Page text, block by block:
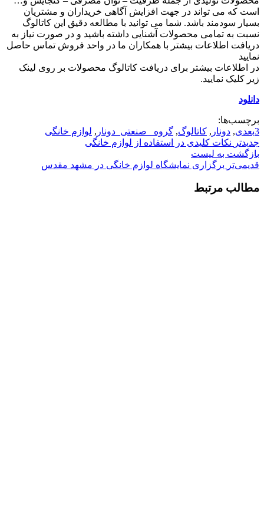
است که می تواند در جهت افزایش آگاهی خریداران و مشتریان
بسیار سودمند باشد. شما می توانید با مطالعه دقیق این کاتالوگ
نسبت به تمامی محصولات آشنایی داشته باشید و در صورت نیاز به
دریافت اطلاعات بیشتر با همکاران ما در واحد فروش تماس حاصل
نمایید
در اطلاعات بیشتر برای دریافت کاتالوگ محصولات بر روی لینک
زیر کلیک نمایید.
دانلود
برچسب‌ها:
3بعدی
, دونار , کاتالوگ, گروه _صنعتی_دونار , لوازم خانگی
جدیدتر نکات کلیدی در استفاده از لوازم خانگی
بازگشت به لیست
قدیمی‌تر برگزاری نمایشگاه لوازم خانگی در مشهد مقدس
مطالب مرتبط